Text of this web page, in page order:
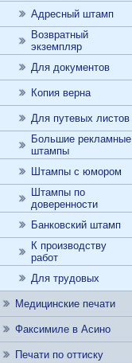
Адресный штамп
Возвратный
экземпляр
Для документов
Копия верна
Для путевых листов
Большие рекламные
штампы
Штампы с юмором
Штампы по
доверенности
Банковский штамп
К производству
работ
Для трудовых
Медицинские печати
Факсимиле в Асино
Печати по оттиску